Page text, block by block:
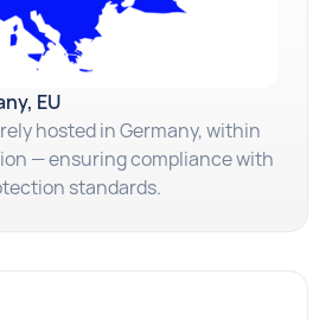
EU
hosted in Germany, within
— ensuring compliance with
standards.